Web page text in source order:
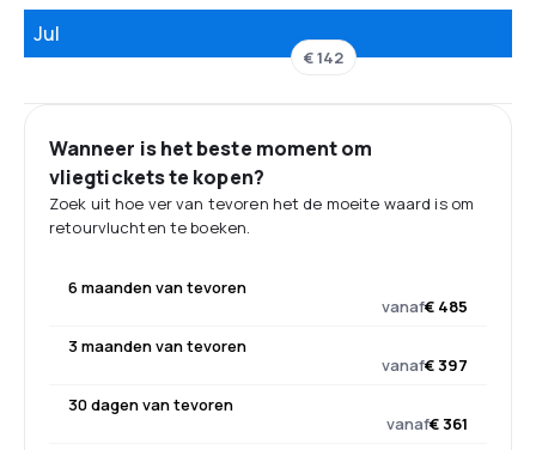
Jul
€ 142
Wanneer is het beste moment om
vliegtickets te kopen?
Zoek uit hoe ver van tevoren het de moeite waard is om
retourvluchten te boeken.
6 maanden van tevoren
vanaf€ 485
3 maanden van tevoren
vanaf€ 397
30 dagen van tevoren
vanaf€ 361